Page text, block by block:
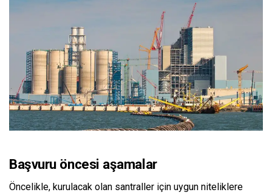
Başvuru öncesi aşamalar
Öncelikle, kurulacak olan santraller için uygun niteliklere